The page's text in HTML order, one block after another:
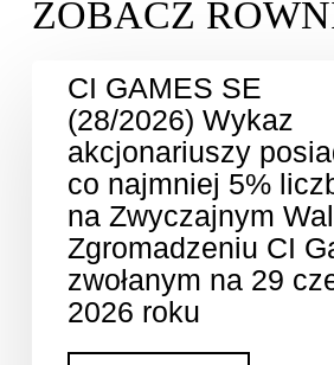
CI GAMES SE
(28/2026) Wykaz
akcjonariuszy
co najmniej 5%
na Zwyczajnym
Zgromadzeniu CI
zwołanym na 29
2026 roku